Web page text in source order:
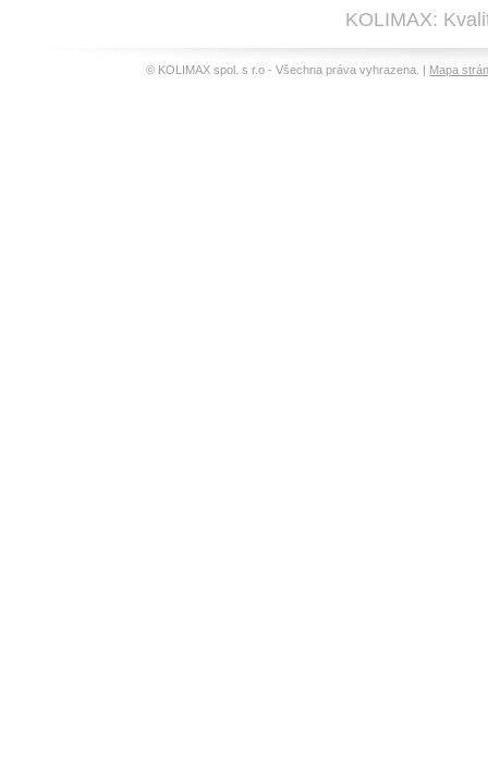
KOLIMAX:
© KOLIMAX spol. s r.o - Všechna práva vyhrazena. | Mapa